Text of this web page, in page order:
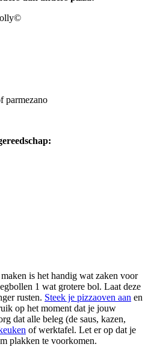
parmezano
is het handig wat zaken voor
1 wat grotere bol. Laat deze
rusten. Steek je pizzaoven aan en
op het moment dat je jouw
dat alle beleg (de saus, kazen,
of werktafel. Let er op dat je
plakken te voorkomen.